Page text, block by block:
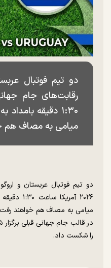
دو تیم فوتبال
۱:۳۰ دقیقه
میامی به مصاف هم
دو تیم فوتبال عربستان و
۲۰۲۶
در قالب جام جهانی قبلی
را شکست داد.